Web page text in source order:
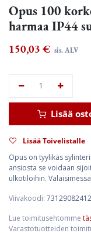
Opus 100
harmaa IP44
150,03 € sis. ALV
Lisää
Lisää Toivelistalle
Opus on tyylikäs
ansiosta se voidaan
ulkotiloihin.
Viivakoodi:
Lue toimitusehtomme
Varastotuotteiden